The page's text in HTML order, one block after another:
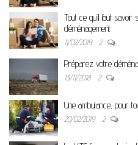
Tout ce qu’il faut
déménagement
11/02/2019 2
Préparez votre
13/11/2018 2
Une ambulance, pour
20/02/2019 2